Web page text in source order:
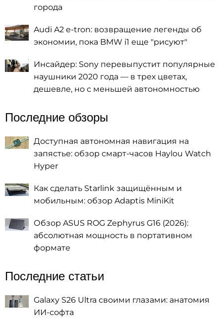
города
Audi A2 e-tron: возвращение легенды об
экономии, пока BMW i1 еще "рисуют"
Инсайдер: Sony перевыпустит популярные
наушники 2020 года — в трех цветах,
дешевле, но с меньшей автономностью
Последние обзоры
Доступная автономная навигация на
запястье: обзор смарт-часов Haylou Watch
Hyper
Как сделать Starlink защищённым и
мобильным: обзор Adaptis MiniKit
Обзор ASUS ROG Zephyrus G16 (2026):
абсолютная мощность в портативном
формате
Последние статьи
Galaxy S26 Ultra своими глазами: анатомия
ИИ-софта